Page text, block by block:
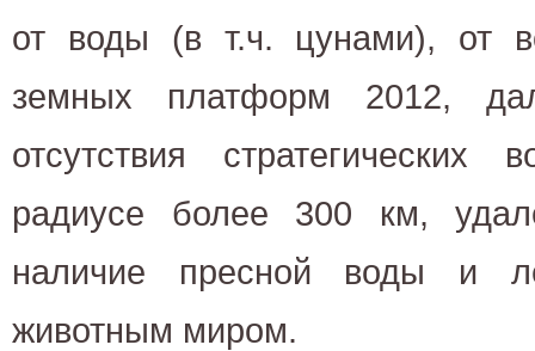
от воды (в т.ч. цунами), от
земных платформ 2012,
отсутствия
радиусе более 300 км,
наличие пресной воды и
животным миром.